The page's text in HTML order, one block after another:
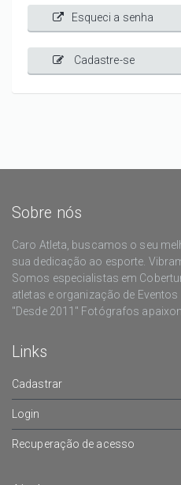
Esqueci a senha
Cadastre-se
Sobre nós
Caro Atleta, buscamos o seu
sua dedicação ao esporte.
Somos especialistas em
atletas e organização de Eventos
"Desde 2011" Fotógrafos
Links
Cadastrar
Login
Recuperação de acesso